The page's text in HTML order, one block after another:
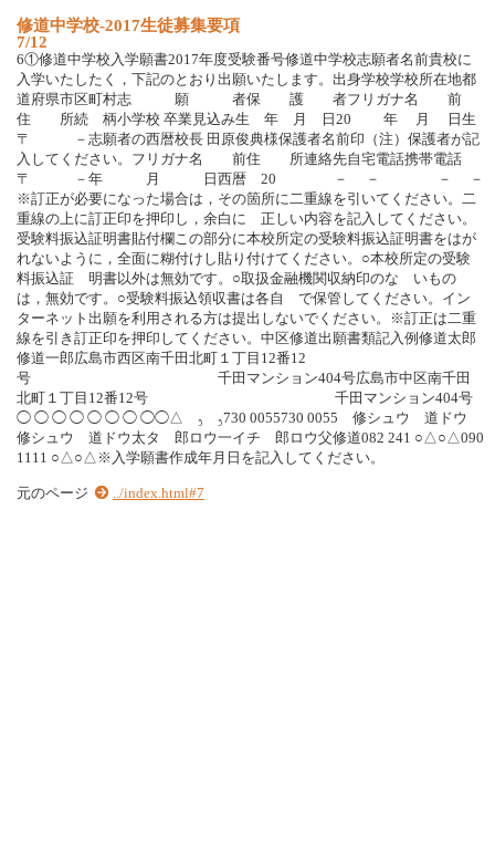
修道中学校-2017生徒募集要項
7/12
6①修道中学校 入学願書2017年度受験番号修道中学校志願者名前貴校に
入学いた し た く ， 下記のと お り 出願いた し ま す。 出身学校学校所在地都
道府県市区 町 村志 願 者保 護 者フ リ ガナ名
前
住
所続 柄小学校 卒業見込み生 年 月 日 20 年 月 日 生
〒
－ 志願者の西暦校長 田 原俊典様保護者名前印 （注 ） 保護者が記
入 して く ださ い。 フ リ ガナ名 前住 所連絡先自宅電話携帯電話
〒
－ 年 月 日 西暦 20 － － －
－
※訂 正が必要にな っ た場合は ， その箇所に二重線を引 いて く ださ い。 二
重線の上に訂 正 印を押印 し ， 余白 に 正 し い内容を記入 して く ださ い。
受験料振込証明書貼付欄こ の部分に本校所定の受験料振込証明書をはが
れないよ う に ， 全面に糊付け し 貼り 付けて く ださ い。 ○本校所定の受験
料振込証 明書以外は無効です。 ○取扱金融機関収納印のな いもの
は ， 無効です。 ○受験料振込領収書は各自 で保管 して く ださ い。 イ ン
タ ーネ ッ ト 出願を利 用 さ れる方は提出 し ないで く ださ い。 ※訂 正 は二重
線を引 き 訂 正 印を押印 して く ださ い。 中 区修道出願書類記入例 修道太郎
修道一郎広島市西 区南千田 北町 １ 丁 目 12番12
号
千田 マンシ ョ ン404号広島市中 区南千田
北町 １ 丁 目 12番12号 千田 マンシ ョ ン404号
◯ ◯ ◯ ◯ ◯ ◯ ◯ ◯◯△ ₅ ₅730 0055730 0055 修シ ュ ウ 道 ドウ
修シ ュ ウ 道 ドウ太タ 郎 ロ ウ一イチ 郎 ロ ウ父修道082 241 ○△○△090
1111 ○△○△ ※ 入学願書作成年月 日 を記入 して く ださ い。
元のページ ../index.html#7